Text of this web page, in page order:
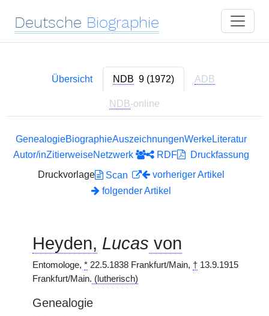
Deutsche Biographie
Übersicht NDB 9 (1972) ADB
NDB-online
GenealogieBiographieAuszeichnungenWerkeLiteratur
Autor/inZitierweiseNetzwerk RDF
Druckfassung
Druckvorlage
Scan
vorheriger Artikel
folgender Artikel
Heyden, Lucas von
Entomologe, * 22.5.1838 Frankfurt/Main, † 13.9.1915
Frankfurt/Main. (lutherisch)
Genealogie